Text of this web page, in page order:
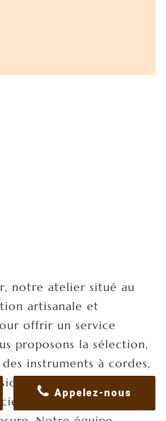
notre atelier situé au
artisanale et
offrir un service
proposons la sélection,
instruments à cordes,
amateurs et
d'un
Appelez-nous